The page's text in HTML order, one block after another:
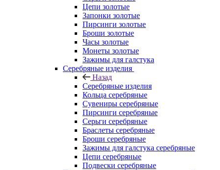
Цепи золотые
Запонки золотые
Пирсинги золотые
Броши золотые
Часы золотые
Монеты золотые
Зажимы для галстука
Серебряные изделия
Назад
Серебряные изделия
Кольца серебряные
Сувениры серебряные
Пирсинги серебряные
Серьги серебряные
Браслеты серебряные
Броши серебряные
Зажимы для галстука серебряные
Цепи серебряные
Подвески серебряные